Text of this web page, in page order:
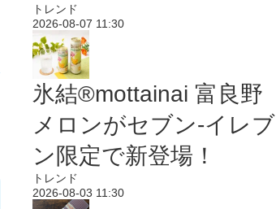
トレンド
2026-08-07 11:30
氷結®mottainai 富良野
メロンがセブン‐イレブ
ン限定で新登場！
トレンド
2026-08-03 11:30